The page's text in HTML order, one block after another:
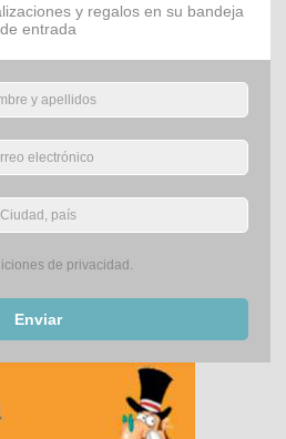
y regalos en su bandeja
de entrada
* de privacidad.
Enviar